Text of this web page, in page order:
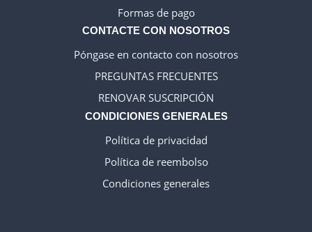
Formas de pago
CONTACTE CON NOSOTROS
Póngase en contacto con nosotros
PREGUNTAS FRECUENTES
RENOVAR SUSCRIPCIÓN
CONDICIONES GENERALES
Política de privacidad
Política de reembolso
Condiciones generalesITALIANO
IRISH_IPTV